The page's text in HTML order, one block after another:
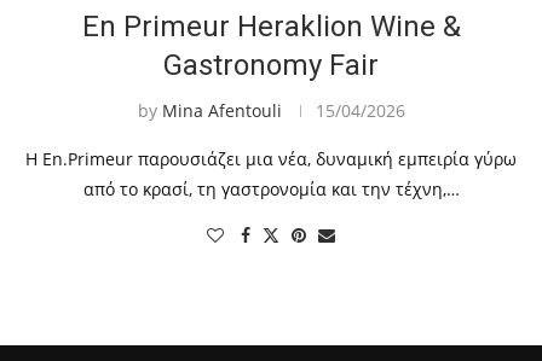
En Primeur Heraklion Wine &
Gastronomy Fair
by Mina Afentouli 15/04/2026
Η En.Primeur παρουσιάζει μια νέα, δυναμική εμπειρία γύρω
από το κρασί, τη γαστρονομία και την τέχνη,…